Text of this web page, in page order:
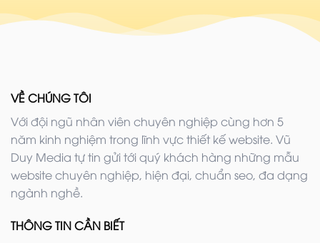
VỀ CHÚNG TÔI
Với đội ngũ nhân viên chuyên nghiệp cùng hơn 5
năm kinh nghiệm trong lĩnh vực thiết kế website. Vũ
Duy Media tự tin gửi tới quý khách hàng những mẫu
website chuyên nghiệp, hiện đại, chuẩn seo, đa dạng
ngành nghề.
THÔNG TIN CẦN BIẾT